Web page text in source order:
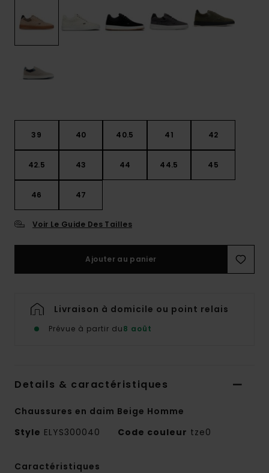
39 40 40.5 41 42
42.5 43 44 44.5 45
46 47
Voir Le Guide Des Tailles
Ajouter au panier
Livraison à domicile ou point relais
Prévue à partir du8 août
Details & caractéristiques
Chaussures en daim Beige Homme
Style ELYS300040 Code couleur tze0
Caractéristiques